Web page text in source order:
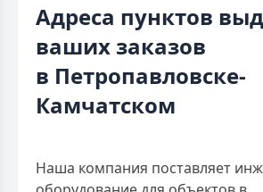
Адреса пунктов
ваших заказов
в Петропавловске-
Камчатском
Наша компания поставляет